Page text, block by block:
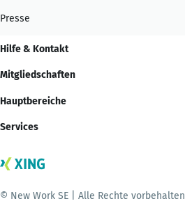
Presse
Hilfe & Kontakt
Mitgliedschaften
Hauptbereiche
Services
© New Work SE | Alle Rechte vorbehalten